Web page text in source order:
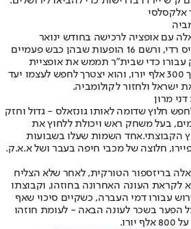
אלקסלסי
עם אופציה לרכישה בחודש ינואר
מקבוצתו הבוליביאנית אולוויס רדי, ורשם 16 הופעות שבהן כבש פעמיים
עבורו כדי שבית״ר תממש את אופציית
הרכישה עליו, שעומדת על סך 300 אלף יורו, והוא יצטרך לחפש לעצמו יעד
ישראל ולחזור לקולומביה.
מרון
חלוץ שדומה לאותו גונזאלס - גדול וחזק
בעל משחק ראש ויכולת ללחוץ את
הקבוצתי.אחד השמות שעלו בשבועות
, חלוצה של מכבי חיפה בעבר ושל א.א.ק.
בריזספור הטורקית, לאחר שלא הצליח
לקראת העונה האחרונה בחוזהו, וקבוצתו
עבורו דמי העברה, כשקיים סיכוי שאף
הפער בשכר לעונה הבאה - לעומת חוזהו